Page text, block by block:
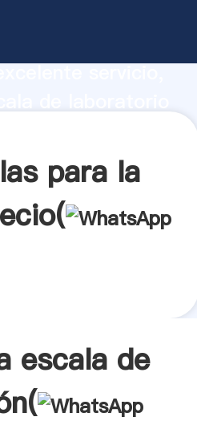
para la
escala de